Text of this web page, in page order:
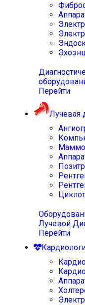
Перейти
Лучевая
Лучевой
Перейти